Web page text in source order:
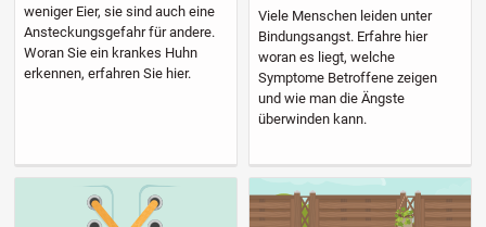
weniger Eier, sie sind auch eine
Ansteckungsgefahr für andere.
Woran Sie ein krankes Huhn
erkennen, erfahren Sie hier.
Viele Menschen leiden unter
Bindungsangst. Erfahre hier
woran es liegt, welche
Symptome Betroffene zeigen
und wie man die Ängste
überwinden kann.